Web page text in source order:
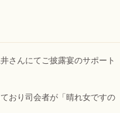
さんにてご披露宴のサポート
おり司会者が「晴れ女ですの